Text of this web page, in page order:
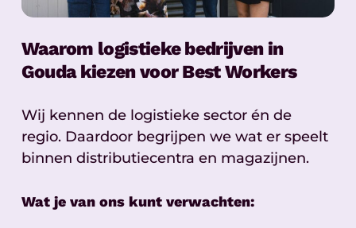
Waarom logistieke bedrijven in
Gouda kiezen voor Best Workers
Wij kennen de logistieke sector én de
regio. Daardoor begrijpen we wat er speelt
binnen distributiecentra en magazijnen.
Wat je van ons kunt verwachten: